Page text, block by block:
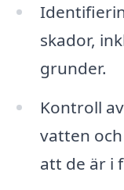
skador,
grunder.
Kontroll
vatten
att de är i